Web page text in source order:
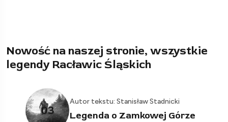
Nowość na naszej stronie, wszystkie
legendy Racławic Śląskich
03
Autor tekstu: Stanisław Stadnicki
Legenda o Zamkowej Górze